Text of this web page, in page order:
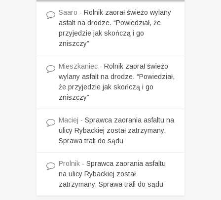
Saaro - Rolnik zaorał świeżo wylany
asfalt na drodze. “Powiedział, że
przyjedzie jak skończą i go
zniszczy”
Mieszkaniec - Rolnik zaorał świeżo
wylany asfalt na drodze. “Powiedział,
że przyjedzie jak skończą i go
zniszczy”
Maciej - Sprawca zaorania asfaltu na
ulicy Rybackiej został zatrzymany.
Sprawa trafi do sądu
Prolnik - Sprawca zaorania asfaltu
na ulicy Rybackiej został
zatrzymany. Sprawa trafi do sądu